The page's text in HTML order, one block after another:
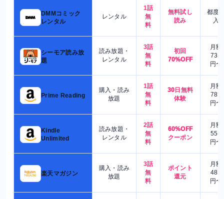
DMMコミック
レンタル
レンタル
1話
無
料
無料試し
読み
都度
入
シーモア読み放
題
読み放題・
レンタル
3話
無
料
初回
70%OFF
月額
730
円〜
Prime Reading
購入・読み
放題
1話
無
料
30日無料
体験
月額
780
円〜
Kindle
Unlimited
読み放題・
レンタル
2話
無
料
60%OFF
クーポン
月額
550
円〜
楽天マガジン
購入・読み
放題
3話
無
料
ポイント
還元
月額
480
円〜